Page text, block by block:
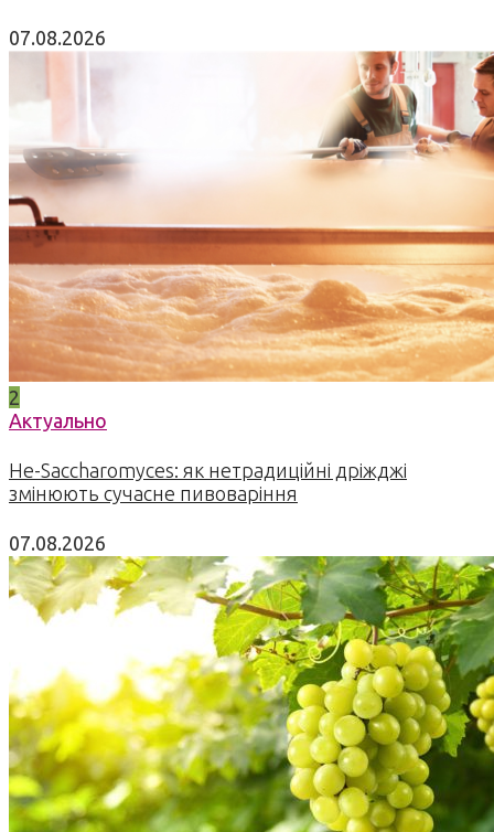
07.08.2026
2
Актуально
Не-Saccharomyces: як нетрадиційні дріжджі
змінюють сучасне пивоваріння
07.08.2026